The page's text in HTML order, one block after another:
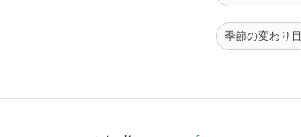
季節の変わり目